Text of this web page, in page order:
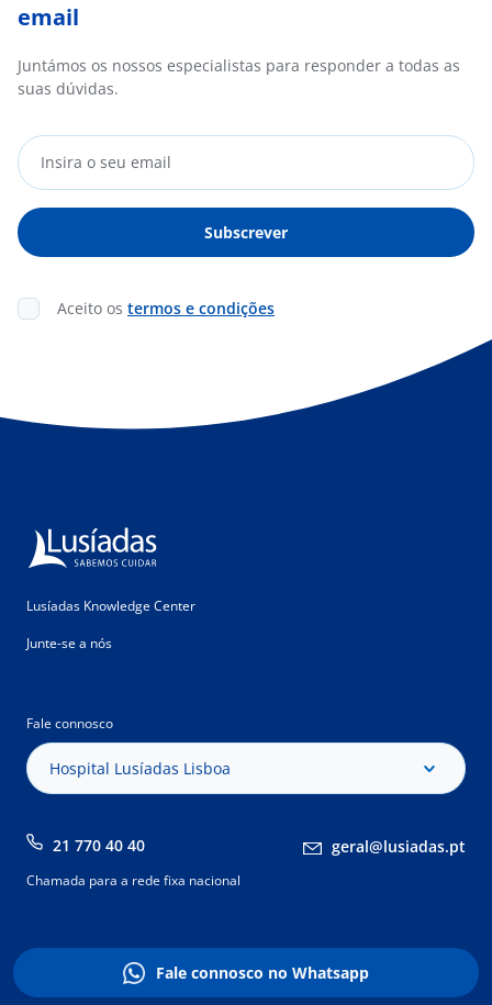
email
Juntámos os nossos especialistas para responder a todas as
suas dúvidas.
Aceito os termos e condições
Lusíadas Knowledge Center
Junte-se a nós
Fale connosco
Hospital Lusíadas Lisboa
21 770 40 40 geral@lusiadas.pt
Chamada para a rede fixa nacional
Fale connosco no Whatsapp